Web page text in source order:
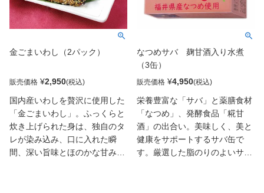
もちろん、ご自宅用にも喜んで
いただける「料亭の西京漬け」
金ごまいわし（2パック）
販売価格 ¥2,950
国内産いわしを贅沢に使用した
「金ごまいわし」。ふっくらと
炊き上げられた身は、独自のタ
レが染み込み、口に入れた瞬
間、深い旨味とほのかな甘みが
なつめサバ 麹甘酒入り水煮
（3缶）
販売価格 ¥4,950
栄養豊富な「サバ」と薬膳食材
「なつめ」、発酵食品「糀甘
酒」の出合い。美味しく、美と
健康をサポートするサバ缶で
す。厳選した脂のりのよいサバ